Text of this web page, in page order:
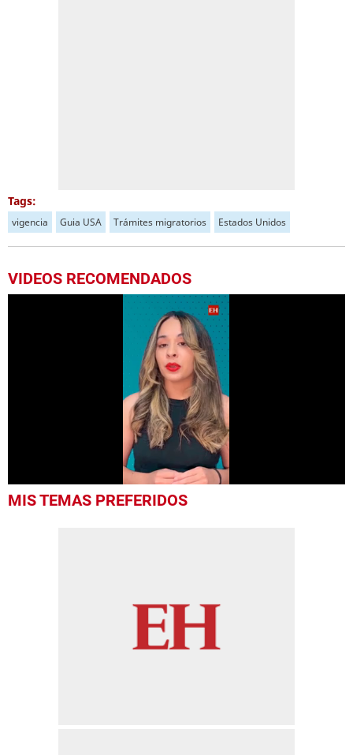
Tags:
vigencia Guia USA Trámites migratorios Estados Unidos
VIDEOS RECOMENDADOS
seconds
MIS TEMAS PREFERIDOS